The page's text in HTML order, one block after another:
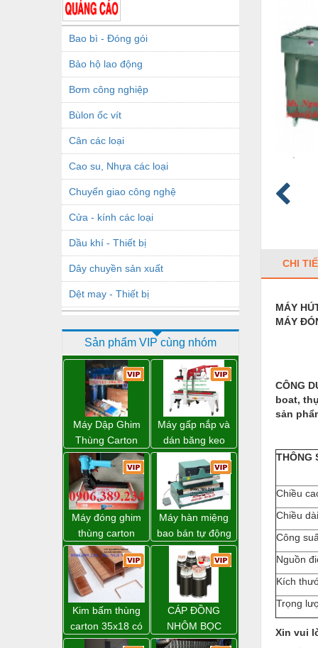
Bao bì - Đóng gói
Bảo hộ lao động
Bơm công nghiệp
Bùlon ốc vít
Cân các loại
Cao su, Nhựa các loại
Chuyển giao công nghệ
Cửa - kính các loại
Dầu khí - Thiết bị
Dây chuyền sản xuất
Dệt may - Thiết bị
Dịch vụ - Thi công
Điện công nghiệp
Điện gia dụng
Điện Lạnh
Đóng tàu Thiết bị
Đúc chính xác Thiết bị
Dụng cụ cầm tay
Dụng cụ cắt gọt
Dụng cụ điện
Dụng cụ đo
Gỗ - Trang thiết bị
Hàn cắt - Thiết bị
Sản phẩm VIP cùng nhóm
Máy Dập Ghim
Thùng Carton
Wp-1200 Chính
Hãng Đài Loan
Máy gấp nắp và
dán băng keo
thùng carton tự
động WP-5050F
giá rẻ
Máy đóng ghim
thùng carton
dùng khí nén giá
tốt
Máy hàn miệng
bao bán tự động
nhập khẩu
Taiwan
Kim bấm thùng
carton 35x18 có
sẵn giá rẻ toàn
CÁP ĐỒNG
NHÔM BỌC
CHI
MÁY
MÁY
CÔNG
boat,
sản
THÔNG
Chiều
Chiều
Công
Nguồn
Kích
Trọng
Xin vui